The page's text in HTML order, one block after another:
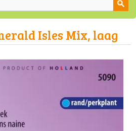
Isles Mix, laag